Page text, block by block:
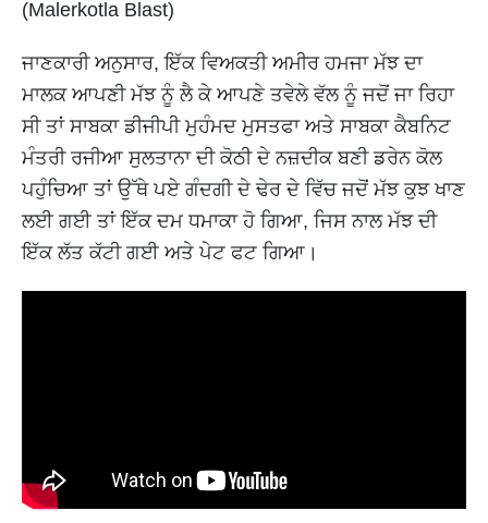
(Malerkotla Blast)
ਜਾਣਕਾਰੀ ਅਨੁਸਾਰ, ਇੱਕ ਵਿਅਕਤੀ ਅਮੀਰ ਹਮਜਾ ਮੱਝ ਦਾ
ਮਾਲਕ ਆਪਣੀ ਮੱਝ ਨੂੰ ਲੈ ਕੇ ਆਪਣੇ ਤਵੇਲੇ ਵੱਲ ਨੂੰ ਜਦੋਂ ਜਾ ਰਿਹਾ
ਸੀ ਤਾਂ ਸਾਬਕਾ ਡੀਜੀਪੀ ਮੁਹੰਮਦ ਮੁਸਤਫਾ ਅਤੇ ਸਾਬਕਾ ਕੈਬਨਿਟ
ਮੰਤਰੀ ਰਜੀਆ ਸੁਲਤਾਨਾ ਦੀ ਕੋਠੀ ਦੇ ਨਜ਼ਦੀਕ ਬਣੀ ਡਰੇਨ ਕੋਲ
ਪਹੁੰਚਿਆ ਤਾਂ ਉੱਥੇ ਪਏ ਗੰਦਗੀ ਦੇ ਢੇਰ ਦੇ ਵਿੱਚ ਜਦੋਂ ਮੱਝ ਕੁਝ ਖਾਣ
ਲਈ ਗਈ ਤਾਂ ਇੱਕ ਦਮ ਧਮਾਕਾ ਹੋ ਗਿਆ, ਜਿਸ ਨਾਲ ਮੱਝ ਦੀ
ਇੱਕ ਲੱਤ ਕੱਟੀ ਗਈ ਅਤੇ ਪੇਟ ਫਟ ਗਿਆ।